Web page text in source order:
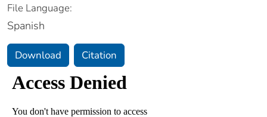
File Language:
Spanish
Download Citation